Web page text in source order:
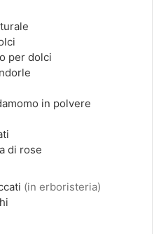
per dolci
in polvere
di rose
(in erboristeria)